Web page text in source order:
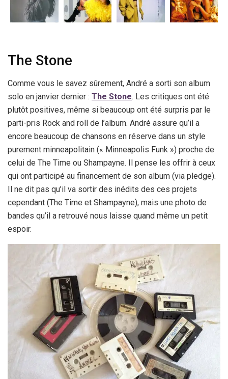
The Stone
Comme vous le savez sûrement, André a sorti son album
solo en janvier dernier : The Stone. Les critiques ont été
plutôt positives, même si beaucoup ont été surpris par le
parti-pris Rock and roll de l’album. André assure qu’il a
encore beaucoup de chansons en réserve dans un style
purement minneapolitain (« Minneapolis Funk ») proche de
celui de The Time ou Shampayne. Il pense les offrir à ceux
qui ont participé au financement de son album (via pledge).
Il ne dit pas qu’il va sortir des inédits des ces projets
cependant (The Time et Shampayne), mais une photo de
bandes qu’il a retrouvé nous laisse quand même un petit
espoir.